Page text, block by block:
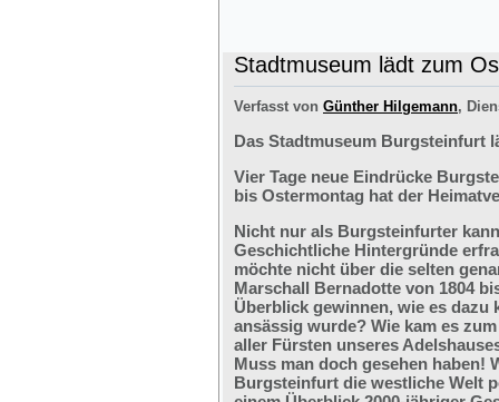
Stadtmuseum lädt zum
Verfasst von Günther Hilgemann,
Das Stadtmuseum Burgsteinfurt
Vier Tage neue Eindrücke
bis Ostermontag hat der
Nicht nur als Burgsteinfurter
Geschichtliche Hintergründe
möchte nicht über die selten
Marschall Bernadotte von 1804
Überblick gewinnen, wie es dazu
ansässig wurde? Wie kam es
aller Fürsten unseres
Muss man doch gesehen haben!
Burgsteinfurt die westliche Welt